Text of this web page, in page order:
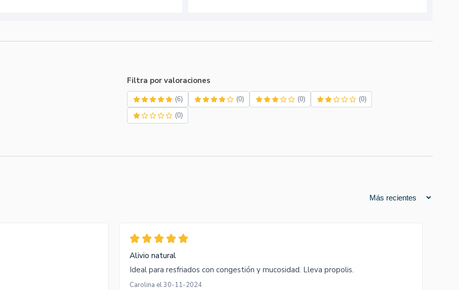
Filtra por valoraciones
(6) (0) (0) (0)
(0)
Alivio natural
Ideal para resfriados con congestión y mucosidad. Lleva propolis.
Carolina el 30-11-2024